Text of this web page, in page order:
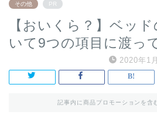
その他 PR
【おいくら？】ベッ
いて9つの項目に渡っ
2020年1
記事内に商品プロモーションを含